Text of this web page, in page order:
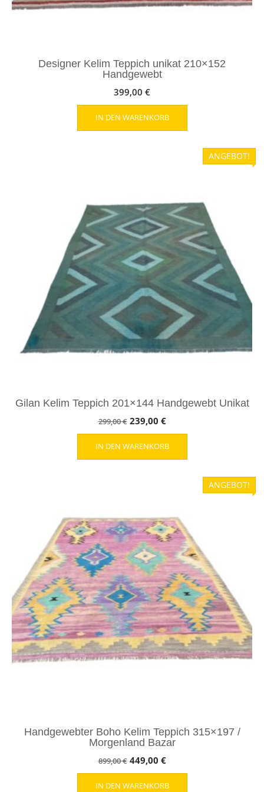
Designer Kelim Teppich unikat 210×152
Handgewebt
399,00 €
IN DEN WARENKORB
ANGEBOT!
Gilan Kelim Teppich 201×144 Handgewebt Unikat
299,00€ Ursprünglicher
Preis
war:
239,00 €Aktueller
Preis
ist:
IN DEN WARENKORB
ANGEBOT!
Handgewebter Boho Kelim Teppich 315×197 /
Morgenland Bazar
899,00€ Ursprünglicher
Preis
449,00 €Aktueller
Preis
IN DEN WARENKORB